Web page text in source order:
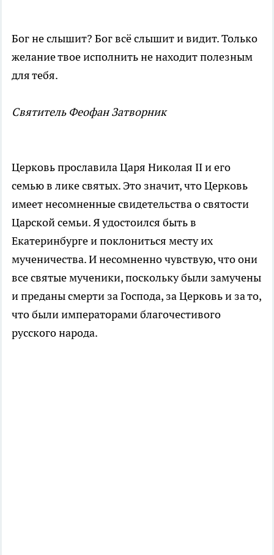
Бог не слышит? Бог всё слышит и видит. Только
желание твое исполнить не находит полезным
для тебя.
Святитель Феофан Затворник
Церковь прославила Царя Николая II и его
семью в лике святых. Это значит, что Церковь
имеет несомненные свидетельства о святости
Царской семьи. Я удостоился быть в
Екатеринбурге и поклониться месту их
мученичества. И несомненно чувствую, что они
все святые мученики, поскольку были замучены
и преданы смерти за Господа, за Церковь и за то,
что были императорами благочестивого
русского народа.